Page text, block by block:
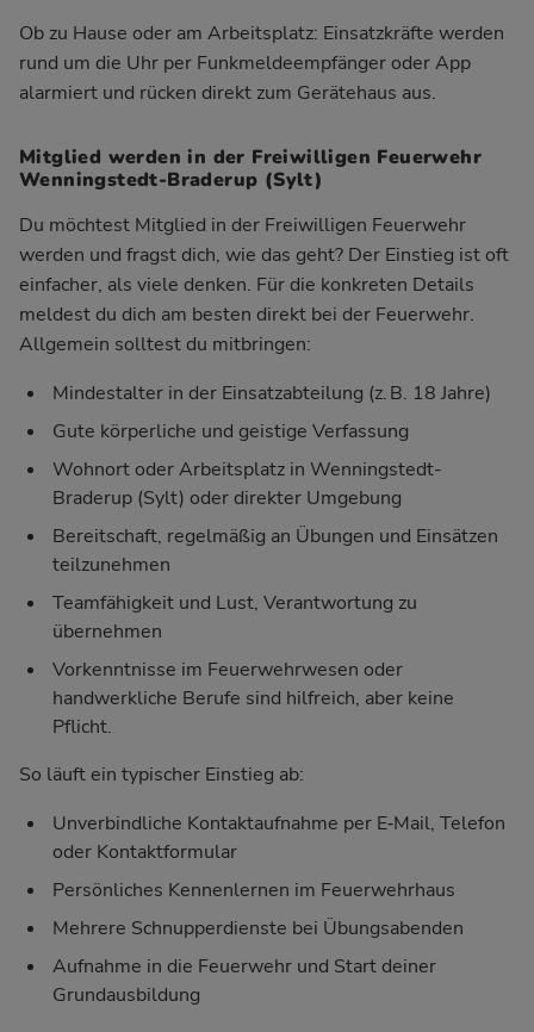
Ob zu Hause oder am Arbeitsplatz: Einsatzkräfte werden
rund um die Uhr per Funkmeldeempfänger oder App
alarmiert und rücken direkt zum Gerätehaus aus.
Mitglied werden in der Freiwilligen Feuerwehr
Wenningstedt-Braderup (Sylt)
Du möchtest Mitglied in der Freiwilligen Feuerwehr
werden und fragst dich, wie das geht? Der Einstieg ist oft
einfacher, als viele denken. Für die konkreten Details
meldest du dich am besten direkt bei der Feuerwehr.
Allgemein solltest du mitbringen:
Mindestalter in der Einsatzabteilung (z. B. 18 Jahre)
Gute körperliche und geistige Verfassung
Wohnort oder Arbeitsplatz in Wenningstedt-
Braderup (Sylt) oder direkter Umgebung
Bereitschaft, regelmäßig an Übungen und Einsätzen
teilzunehmen
Teamfähigkeit und Lust, Verantwortung zu
übernehmen
Vorkenntnisse im Feuerwehrwesen oder
handwerkliche Berufe sind hilfreich, aber keine
Pflicht.
So läuft ein typischer Einstieg ab:
Unverbindliche Kontaktaufnahme per E‑Mail, Telefon
oder Kontaktformular
Persönliches Kennenlernen im Feuerwehrhaus
Mehrere Schnupperdienste bei Übungsabenden
Aufnahme in die Feuerwehr und Start deiner
Grundausbildung